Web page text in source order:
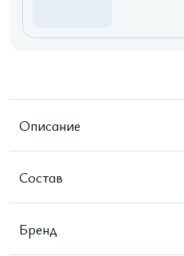
Описание
Состав
Бренд